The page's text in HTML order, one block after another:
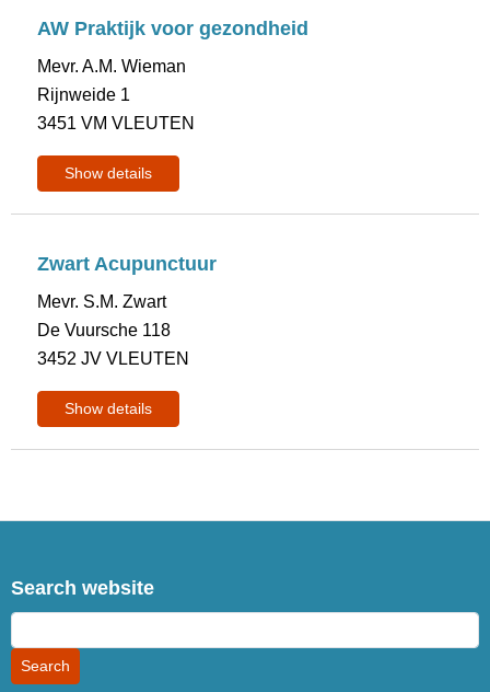
AW Praktijk voor gezondheid
Mevr. A.M. Wieman
Rijnweide 1
3451 VM VLEUTEN
Show details
Zwart Acupunctuur
Mevr. S.M. Zwart
De Vuursche 118
3452 JV VLEUTEN
Show details
Search website